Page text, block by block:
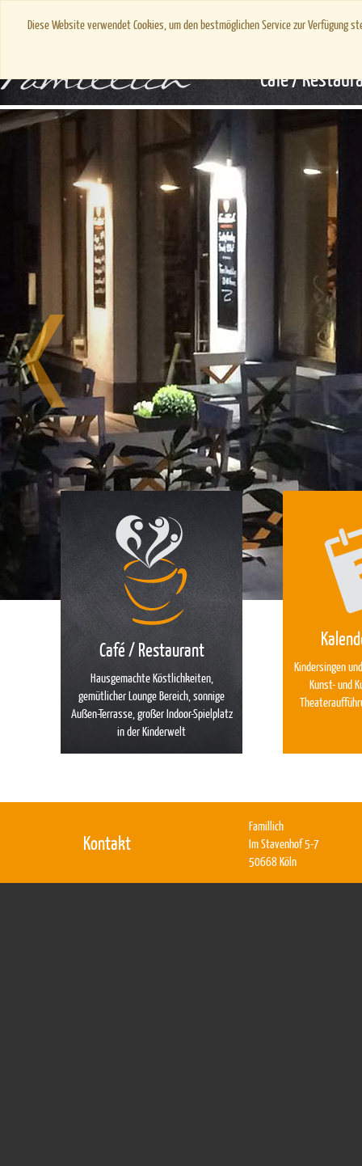
Café /
Previous
Café / Restaurant
Hausgemachte Köstlichkeiten,
gemütlicher Lounge Bereich, sonnige
Außen-Terrasse, großer Indoor-Spielplatz
in der Kinderwelt
Kindersingen
Kunst- und
Kontakt
Famillich
Im Stavenhof 5-7
50668 Köln
Diese Website verwendet Cookies, um den bestmöglichen Service zur Verfügung